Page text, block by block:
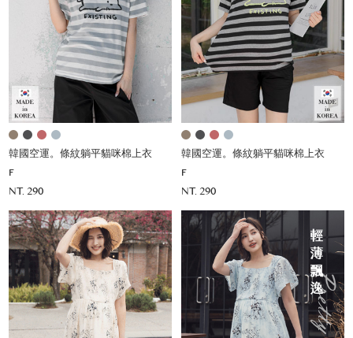
韓國空運。條紋躺平貓咪棉上衣
F
NT. 290
韓國空運。條紋躺平貓咪棉上衣
F
NT. 290